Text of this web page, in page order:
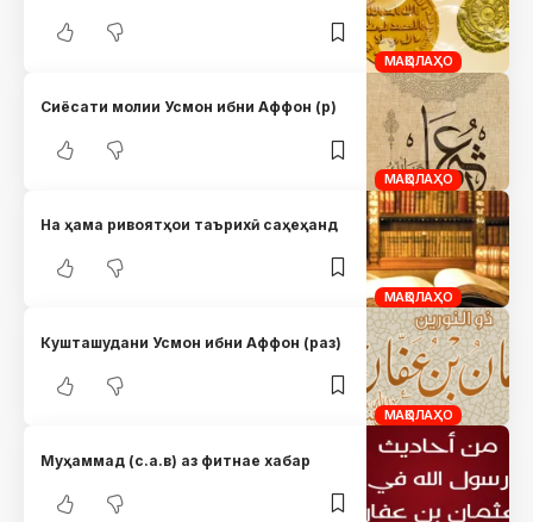
МАҚОЛАҲО
МАҚОЛАҲО
Сиёсати молии Усмон ибни Аффон (р)
МАҚОЛАҲО
На ҳама ривоятҳои таърихӣ саҳеҳанд
МАҚОЛАҲО
Кушташудани Усмон ибни Аффон (раз)
Муҳаммад (с.а.в) аз фитнае хабар